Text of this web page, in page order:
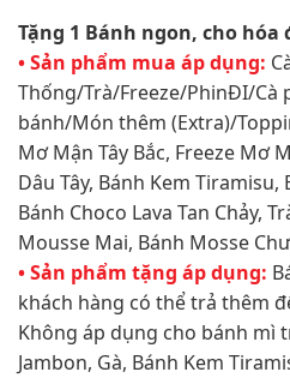
Tặng 1 Bánh ngon, cho hóa
• Sản phẩm mua áp dụng:
Thống/Trà/Freeze/PhinĐI/Cà
bánh/Món thêm (Extra)/
Mơ Mận Tây Bắc, Freeze Mơ
Dâu Tây, Bánh Kem
Bánh Choco Lava Tan Chảy,
Mousse Mai, Bánh Mosse
• Sản phẩm tặng áp dụng:
khách hàng có thể trả thêm
Không áp dụng cho bánh mì
Jambon, Gà​, Bánh Kem